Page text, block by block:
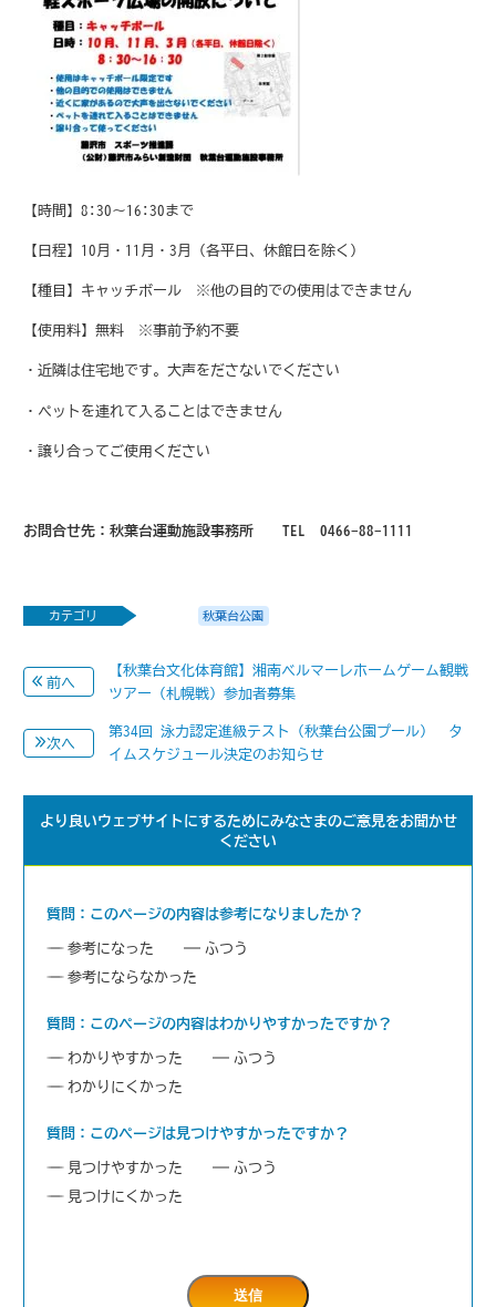
【時間】8:30～16:30まで
【日程】10月・11月・3月（各平日、休館日を除く）
【種目】キャッチボール ※他の目的での使用はできません
【使用料】無料 ※事前予約不要
・近隣は住宅地です。大声をださないでください
・ペットを連れて入ることはできません
・譲り合ってご使用ください
お問合せ先：秋葉台運動施設事務所 TEL 0466-88-1111
カテゴリ 秋葉台公園
前へ
【秋葉台文化体育館】湘南ベルマーレホームゲーム観戦
ツアー（札幌戦）参加者募集
次へ
第34回 泳力認定進級テスト（秋葉台公園プール） タ
イムスケジュール決定のお知らせ
より良いウェブサイトにするためにみなさまのご意見をお聞かせ
ください
質問：このページの内容は参考になりましたか？
参考になった
ふつう
参考にならなかった
質問：このページの内容はわかりやすかったですか？
わかりやすかった
ふつう
わかりにくかった
質問：このページは見つけやすかったですか？
見つけやすかった
ふつう
見つけにくかった